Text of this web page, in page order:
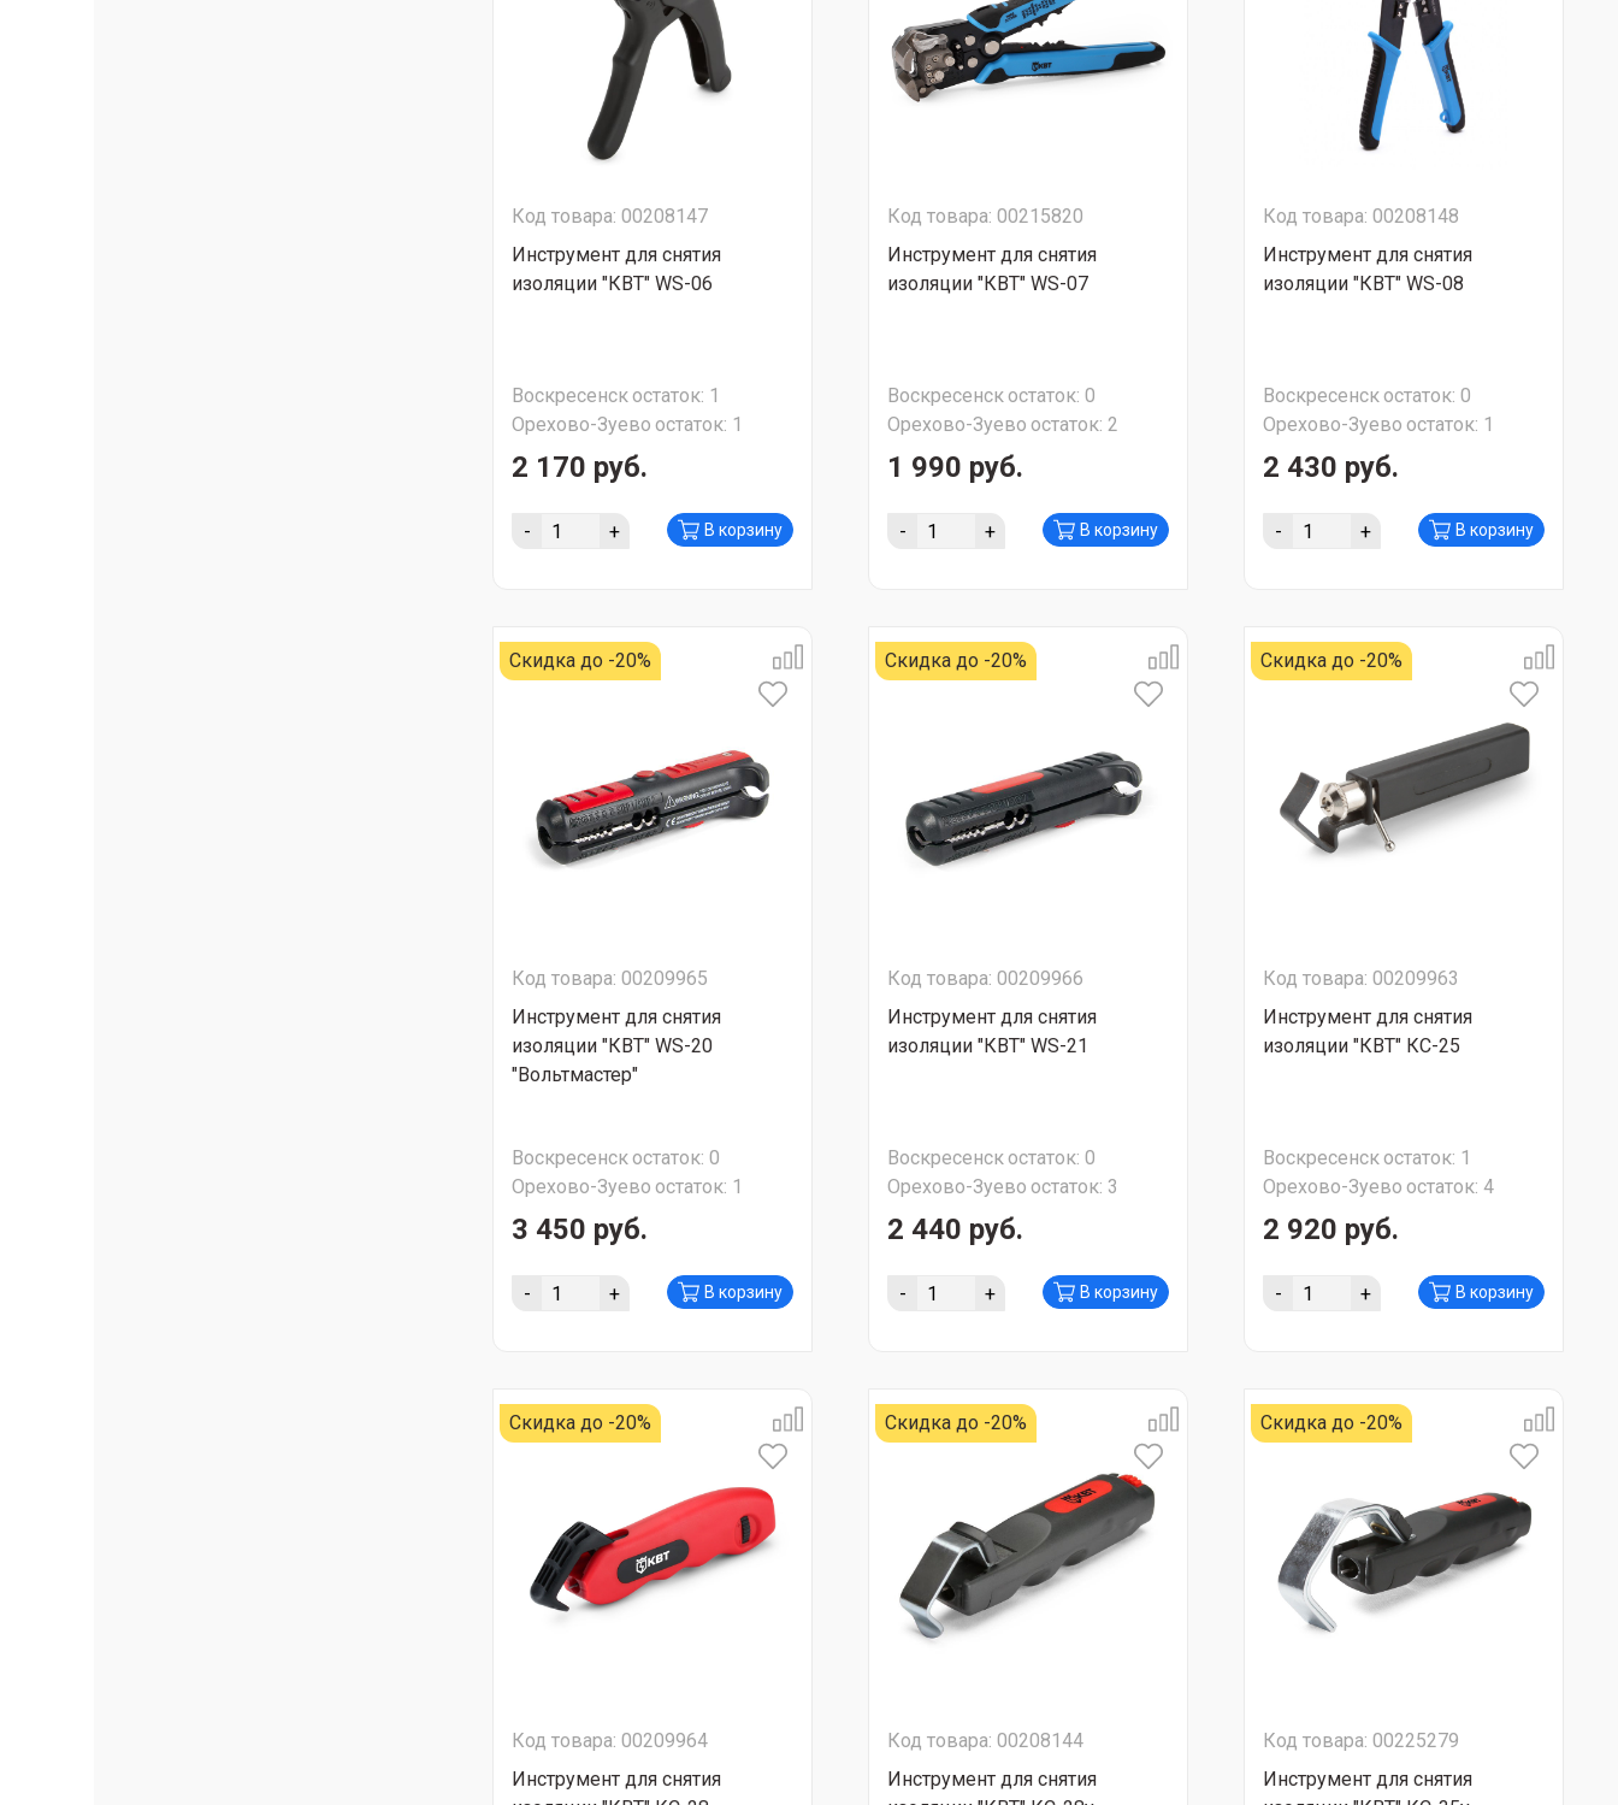
Код товара: 00208147
Инструмент для снятия
изоляции "КВТ" WS-06
Воскресенскостаток: 1
Орехово-Зуево остаток: 1
2 170 руб.
- + В корзину
Код товара: 00215820
Инструмент для снятия
изоляции "КВТ" WS-07
Воскресенскостаток: 0
Орехово-Зуево остаток: 2
1 990 руб.
- + В корзину
Код товара: 00208148
Инструмент для снятия
изоляции "КВТ" WS-08
Воскресенскостаток: 0
Орехово-Зуево остаток: 1
2 430 руб.
- + В корзину
Скидка до -20%
Код товара: 00209965
Инструмент для снятия
изоляции "КВТ" WS-20
"Вольтмастер"
Воскресенскостаток: 0
Орехово-Зуево остаток: 1
3 450 руб.
- + В корзину
Скидка до -20%
Код товара: 00209966
Инструмент для снятия
изоляции "КВТ" WS-21
Воскресенскостаток: 0
Орехово-Зуево остаток: 3
2 440 руб.
- + В корзину
Скидка до -20%
Код товара: 00209963
Инструмент для снятия
изоляции "КВТ" КС-25
Воскресенскостаток: 1
Орехово-Зуево остаток: 4
2 920 руб.
- + В корзину
Скидка до -20%
Код товара: 00209964
Инструмент для снятия
Скидка до -20%
Код товара: 00208144
Инструмент для снятия
Скидка до -20%
Код товара: 00225279
Инструмент для снятия